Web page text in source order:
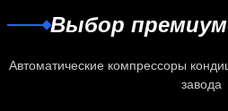
Выбор
Автоматические компрессоры
завода